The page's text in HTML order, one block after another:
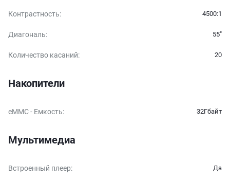
Контрастность: 4500:1
Диагональ: 55″
Количество касаний: 20
Накопители
eMMC - Емкость: 32Гбайт
Мультимедиа
Встроенный плеер: Да